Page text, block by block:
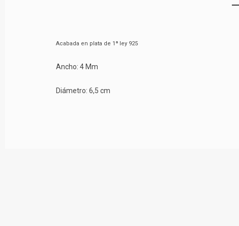
Acabada en plata de 1ª ley 925
Ancho: 4 Mm
Diámetro: 6,5 cm